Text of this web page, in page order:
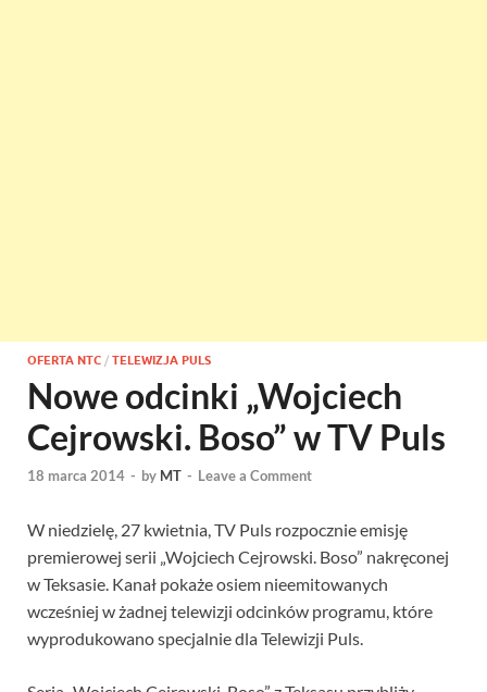
OFERTA NTC / TELEWIZJA PULS
Nowe odcinki „Wojciech
Cejrowski. Boso” w TV Puls
18 marca 2014 - by MT - Leave a Comment
W niedzielę, 27 kwietnia, TV Puls rozpocznie emisję
premierowej serii „Wojciech Cejrowski. Boso” nakręconej
w Teksasie. Kanał pokaże osiem nieemitowanych
wcześniej w żadnej telewizji odcinków programu, które
wyprodukowano specjalnie dla Telewizji Puls.